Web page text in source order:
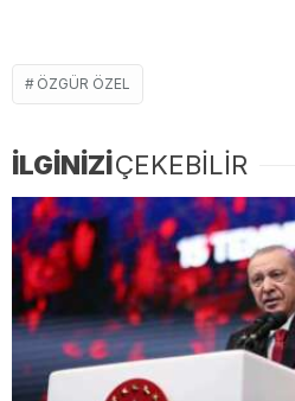
ÖZGÜR ÖZEL
İLGİNİZİÇEKEBİLİR